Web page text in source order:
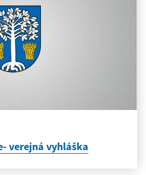
verejná vyhláška